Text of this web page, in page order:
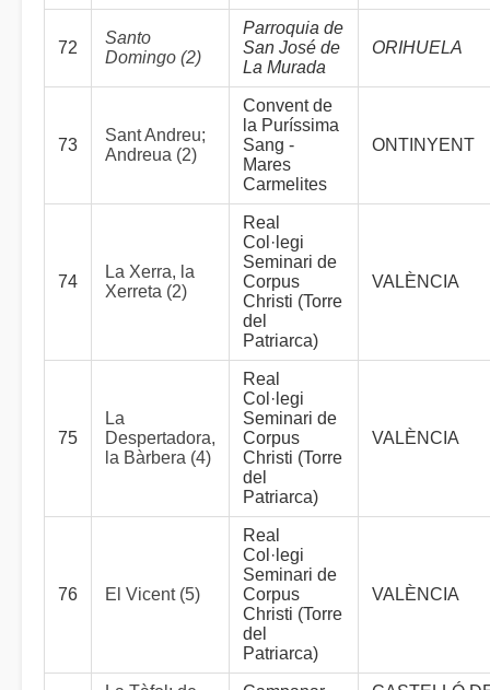
72
Santo
Domingo (2)
Parroquia de
San José de
La Murada
ORIHUELA
73
Sant Andreu;
Andreua (2)
Convent de
la Puríssima
Sang -
Mares
Carmelites
ONTINYENT
74
La Xerra, la
Xerreta (2)
Real
Col·legi
Seminari de
Corpus
Christi (Torre
del
Patriarca)
VALÈNCIA
75
La
Despertadora,
la Bàrbera (4)
Real
Col·legi
Seminari de
Corpus
Christi (Torre
del
Patriarca)
VALÈNCIA
76 El Vicent (5)
Real
Col·legi
Seminari de
Corpus
Christi (Torre
del
Patriarca)
VALÈNCIA